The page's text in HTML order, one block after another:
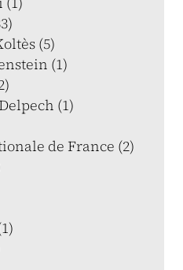
(5)
(1)
(1)
de France (2)